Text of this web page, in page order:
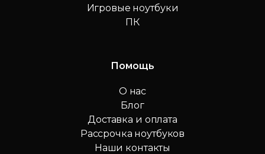
Игровые ноутбуки
ПК
Помощь
О нас
Блог
Доставка и оплата
Рассрочка ноутбуков
Наши контакты